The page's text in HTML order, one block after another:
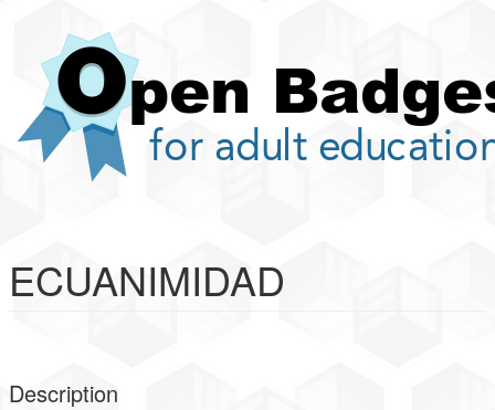
contenido
principal
ECUANIMIDAD
Description